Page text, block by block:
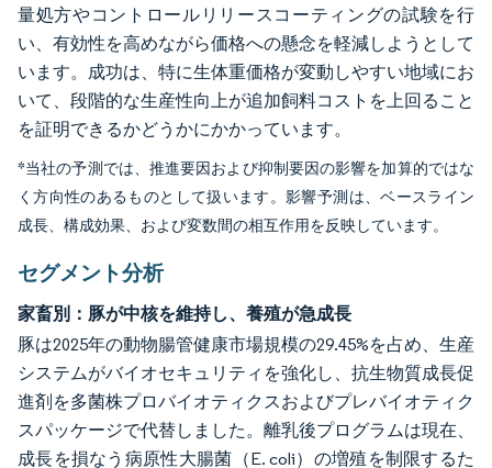
量処方やコントロールリリースコーティングの試験を行
い、有効性を高めながら価格への懸念を軽減しようとして
います。成功は、特に生体重価格が変動しやすい地域にお
いて、段階的な生産性向上が追加飼料コストを上回ること
を証明できるかどうかにかかっています。
*当社の予測では、推進要因および抑制要因の影響を加算的ではな
く方向性のあるものとして扱います。影響予測は、ベースライン
成長、構成効果、および変数間の相互作用を反映しています。
セグメント分析
家畜別：豚が中核を維持し、養殖が急成長
豚は2025年の動物腸管健康市場規模の29.45%を占め、生産
システムがバイオセキュリティを強化し、抗生物質成長促
進剤を多菌株プロバイオティクスおよびプレバイオティク
スパッケージで代替しました。離乳後プログラムは現在、
成長を損なう病原性大腸菌（E. coli）の増殖を制限するた